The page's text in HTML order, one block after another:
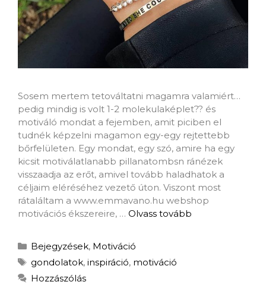
Sosem mertem tetováltatni magamra valamiért…
pedig mindig is volt 1-2 molekulaképlet?‍? és
motiváló mondat a fejemben, amit piciben el
tudnék képzelni magamon egy-egy rejtettebb
bőrfelületen. Egy mondat, egy szó, amire ha egy
kicsit motiválatlanabb pillanatombsn ránézek
visszaadja az erőt, amivel tovább haladhatok a
céljaim eléréséhez vezető úton. Viszont most
rátaláltam a www.emmavano.hu webshop
motivációs ékszereire, … Olvass tovább
Bejegyzések, Motiváció
gondolatok, inspiráció, motiváció
Hozzászólás